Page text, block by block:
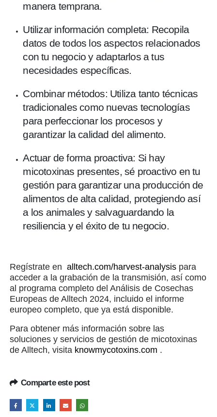
manera temprana.
Utilizar información completa: Recopila
datos de todos los aspectos relacionados
con tu negocio y adaptarlos a tus
necesidades específicas.
Combinar métodos: Utiliza tanto técnicas
tradicionales como nuevas tecnologías
para perfeccionar los procesos y
garantizar la calidad del alimento.
Actuar de forma proactiva: Si hay
micotoxinas presentes, sé proactivo en tu
gestión para garantizar una producción de
alimentos de alta calidad, protegiendo así
a los animales y salvaguardando la
resiliencia y el éxito de tu negocio.
Regístrate en alltech.com/harvest-analysis para
acceder a la grabación de la transmisión, así como
al programa completo del Análisis de Cosechas
Europeas de Alltech 2024, incluido el informe
europeo completo, que ya está disponible.
Para obtener más información sobre las
soluciones y servicios de gestión de micotoxinas
de Alltech, visita knowmycotoxins.com .
Comparte este post